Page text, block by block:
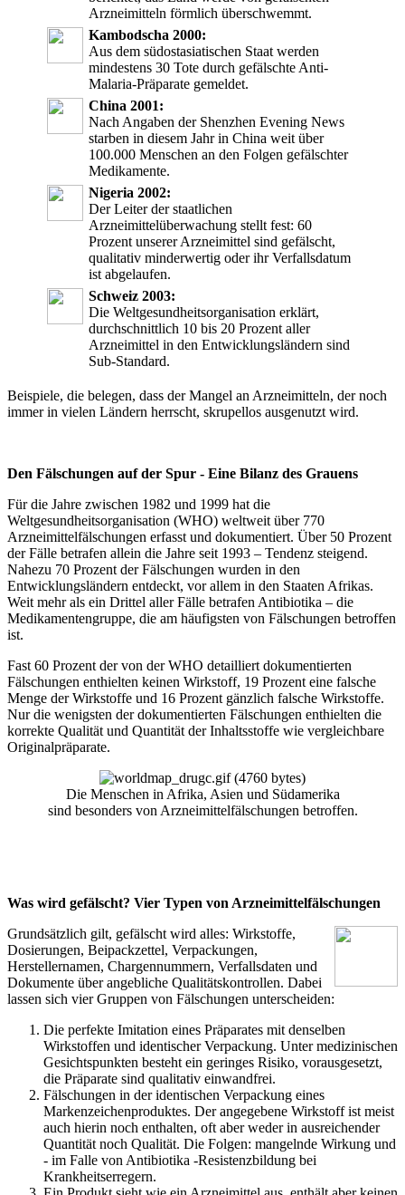
Arzneimitteln förmlich überschwemmt.
Kambodscha 2000:
Aus dem südostasiatischen Staat werden
mindestens 30 Tote durch gefälschte Anti-
Malaria-Präparate gemeldet.
China 2001:
Nach Angaben der Shenzhen Evening News
starben in diesem Jahr in China weit über
100.000 Menschen an den Folgen gefälschter
Medikamente.
Nigeria 2002:
Der Leiter der staatlichen
Arzneimittelüberwachung stellt fest: 60
Prozent unserer Arzneimittel sind gefälscht,
qualitativ minderwertig oder ihr Verfallsdatum
ist abgelaufen.
Schweiz 2003:
Die Weltgesundheitsorganisation erklärt,
durchschnittlich 10 bis 20 Prozent aller
Arzneimittel in den Entwicklungsländern sind
Sub-Standard.
Beispiele, die belegen, dass der Mangel an Arzneimitteln, der noch
immer in vielen Ländern herrscht, skrupellos ausgenutzt wird.
Den Fälschungen auf der Spur - Eine Bilanz des Grauens
Für die Jahre zwischen 1982 und 1999 hat die
Weltgesundheitsorganisation (WHO) weltweit über 770
Arzneimittelfälschungen erfasst und dokumentiert. Über 50 Prozent
der Fälle betrafen allein die Jahre seit 1993 – Tendenz steigend.
Nahezu 70 Prozent der Fälschungen wurden in den
Entwicklungsländern entdeckt, vor allem in den Staaten Afrikas.
Weit mehr als ein Drittel aller Fälle betrafen Antibiotika – die
Medikamentengruppe, die am häufigsten von Fälschungen betroffen
ist.
Fast 60 Prozent der von der WHO detailliert dokumentierten
Fälschungen enthielten keinen Wirkstoff, 19 Prozent eine falsche
Menge der Wirkstoffe und 16 Prozent gänzlich falsche Wirkstoffe.
Nur die wenigsten der dokumentierten Fälschungen enthielten die
korrekte Qualität und Quantität der Inhaltsstoffe wie vergleichbare
Originalpräparate.
Die Menschen in Afrika, Asien und Südamerika
sind besonders von Arzneimittelfälschungen betroffen.
Was wird gefälscht? Vier Typen von Arzneimittelfälschungen
Grundsätzlich gilt, gefälscht wird alles: Wirkstoffe,
Dosierungen, Beipackzettel, Verpackungen,
Herstellernamen, Chargennummern, Verfallsdaten und
Dokumente über angebliche Qualitätskontrollen. Dabei
lassen sich vier Gruppen von Fälschungen unterscheiden:
Die perfekte Imitation eines Präparates mit denselben
Wirkstoffen und identischer Verpackung. Unter medizinischen
Gesichtspunkten besteht ein geringes Risiko, vorausgesetzt,
die Präparate sind qualitativ einwandfrei.
Fälschungen in der identischen Verpackung eines
Markenzeichenproduktes. Der angegebene Wirkstoff ist meist
auch hierin noch enthalten, oft aber weder in ausreichender
Quantität noch Qualität. Die Folgen: mangelnde Wirkung und
- im Falle von Antibiotika -Resistenzbildung bei
Krankheitserregern.